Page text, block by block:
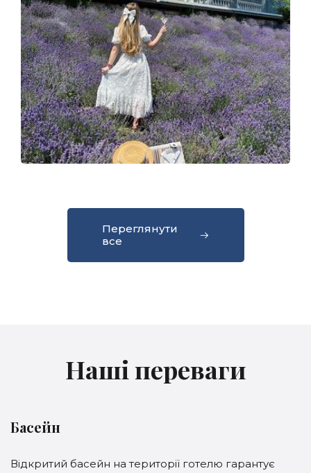
Переглянути
все
Наші переваги
Басейн
Відкритий басейн на території готелю гарантує